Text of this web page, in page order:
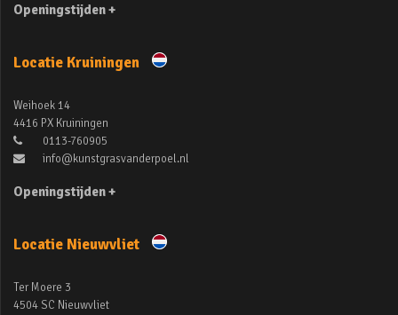
Openingstijden +
Locatie Kruiningen
Weihoek 14
4416 PX Kruiningen
0113-760905
info@kunstgrasvanderpoel.nl
Openingstijden +
Locatie Nieuwvliet
Ter Moere 3
4504 SC Nieuwvliet